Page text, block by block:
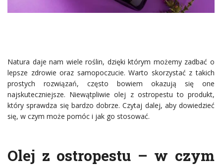
Natura daje nam wiele roślin, dzięki którym możemy zadbać o
lepsze zdrowie oraz samopoczucie. Warto skorzystać z takich
prostych rozwiązań, często bowiem okazują się one
najskuteczniejsze. Niewątpliwie olej z ostropestu to produkt,
który sprawdza się bardzo dobrze. Czytaj dalej, aby dowiedzieć
się, w czym może pomóc i jak go stosować.
Olej z ostropestu – w czym